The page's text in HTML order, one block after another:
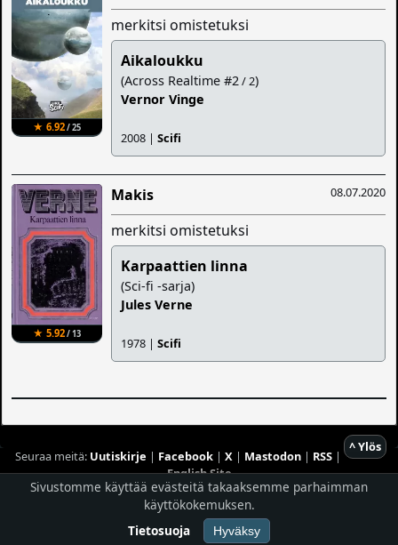
★ 6.92/ 25
merkitsi omistetuksi
Aikaloukku
(Across Realtime #2/ 2)
Vernor Vinge
2008 |Scifi
★ 5.92/ 13
08.07.2020
Makis
merkitsi omistetuksi
Karpaattien linna
(Sci-fi -sarja)
Jules Verne
1978 |Scifi
^ Ylös
Seuraa meitä: Uutiskirje | Facebook| X| Mastodon| RSS|
English Site
Hostingpalvelun tarjoaaPlaneetta Internet Oy
© 1996 - 2026 Risingshadow. Kaikki oikeudet pidätetään.
Sivustomme käyttää evästeitä takaaksemme parhaimman
käyttökokemuksen.
Tietosuoja
Hyväksy